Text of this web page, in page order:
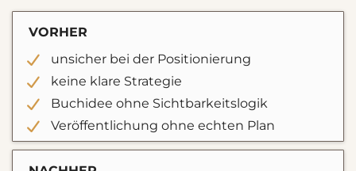
VORHER
unsicher bei der Positionierung
keine klare Strategie
Buchidee ohne Sichtbarkeitslogik
Veröffentlichung ohne echten Plan